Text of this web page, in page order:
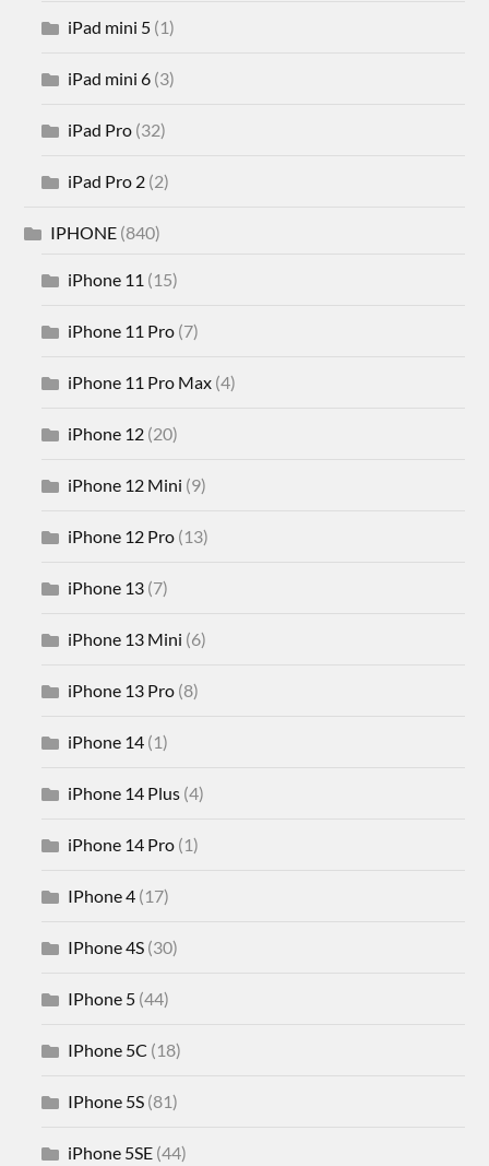
iPad mini 5 (1)
iPad mini 6 (3)
iPad Pro (32)
iPad Pro 2 (2)
IPHONE (840)
iPhone 11 (15)
iPhone 11 Pro (7)
iPhone 11 Pro Max (4)
iPhone 12 (20)
iPhone 12 Mini (9)
iPhone 12 Pro (13)
iPhone 13 (7)
iPhone 13 Mini (6)
iPhone 13 Pro (8)
iPhone 14 (1)
iPhone 14 Plus (4)
iPhone 14 Pro (1)
IPhone 4 (17)
IPhone 4S (30)
IPhone 5 (44)
IPhone 5C (18)
IPhone 5S (81)
iPhone 5SE (44)